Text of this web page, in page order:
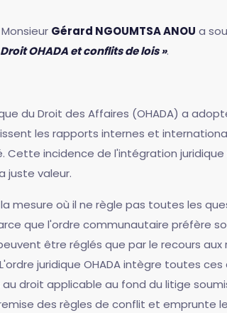
Gérard NGOUMTSA ANOU a
OHADA et conflits de lois ».
du Droit des Affaires (OHADA) a
les rapports internes et
Cette incidence de l'intégration
juste valeur.
mesure où il ne règle pas toutes les
que l'ordre communautaire préfère
être réglés que par le recours
juridique OHADA intègre toutes
droit applicable au fond du litige
des règles de conflit et emprunte